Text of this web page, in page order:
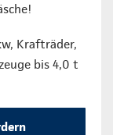
Krafträder,
bis 4,0 t